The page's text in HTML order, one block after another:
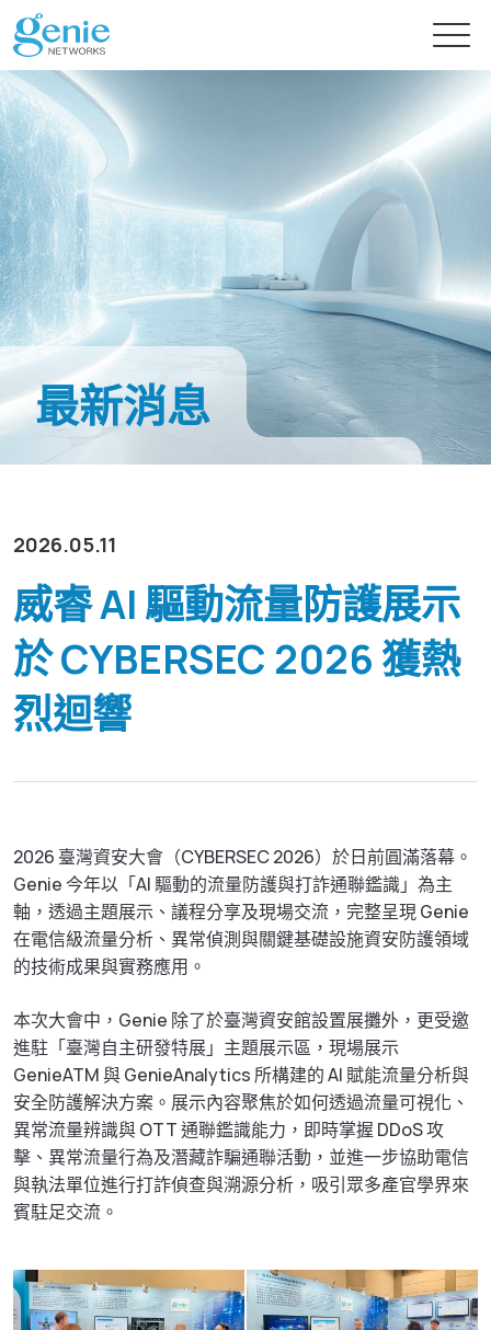
產品
GenieATM系列
GenieATM
深度流量透析與超高速 DDoS 攻擊防護
GenieATM FLB
GenieAnalytics
電信級大數據流量探索與分析
GenieAnalytics Deep Trace
端對端流量數據智能
解決方案
AI 驅動網路安全分析
提供智能流量檢測的主動式資安防禦
化數據為洞察，讓網路效能最佳化
DDoS 防護
即時偵測與緩解 DDoS 與殭屍網路威脅
多租戶管理服務
為運營商挹注新營收的雲端託管服務
內容中心
投資人專區
關於威睿
聯絡我們
繁中
简中
日本語
最新消息
2026.05.11
威睿 AI 驅動流量防護展示
於 CYBERSEC 2026 獲熱
烈迴響
2026 臺灣資安大會（CYBERSEC 2026）於日前圓滿落幕。
Genie 今年以「AI 驅動的流量防護與打詐通聯鑑識」為主
軸，透過主題展示、議程分享及現場交流，完整呈現 Genie
在電信級流量分析、異常偵測與關鍵基礎設施資安防護領域
的技術成果與實務應用。
本次大會中，Genie 除了於臺灣資安館設置展攤外，更受邀
進駐「臺灣自主研發特展」主題展示區，現場展示
GenieATM 與 GenieAnalytics 所構建的 AI 賦能流量分析與
安全防護解決方案。展示內容聚焦於如何透過流量可視化、
異常流量辨識與 OTT 通聯鑑識能力，即時掌握 DDoS 攻
擊、異常流量行為及潛藏詐騙通聯活動，並進一步協助電信
與執法單位進行打詐偵查與溯源分析，吸引眾多產官學界來
賓駐足交流。